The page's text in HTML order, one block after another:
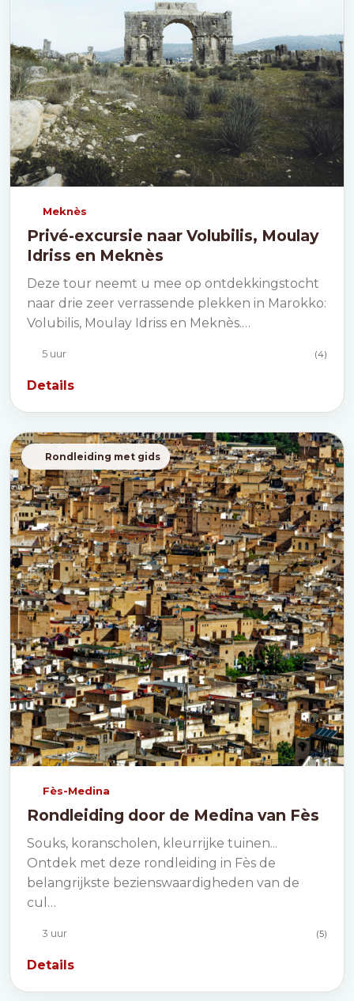
Meknès
Privé-excursie naar Volubilis, Moulay
Idriss en Meknès
Deze tour neemt u mee op ontdekkingstocht
naar drie zeer verrassende plekken in Marokko:
Volubilis, Moulay Idriss en Meknès.…
5 uur (4)
Details
Rondleiding met gids
Fès-Medina
Rondleiding door de Medina van Fès
Souks, koranscholen, kleurrijke tuinen...
Ontdek met deze rondleiding in Fès de
belangrijkste bezienswaardigheden van de
cul…
3 uur (5)
Details